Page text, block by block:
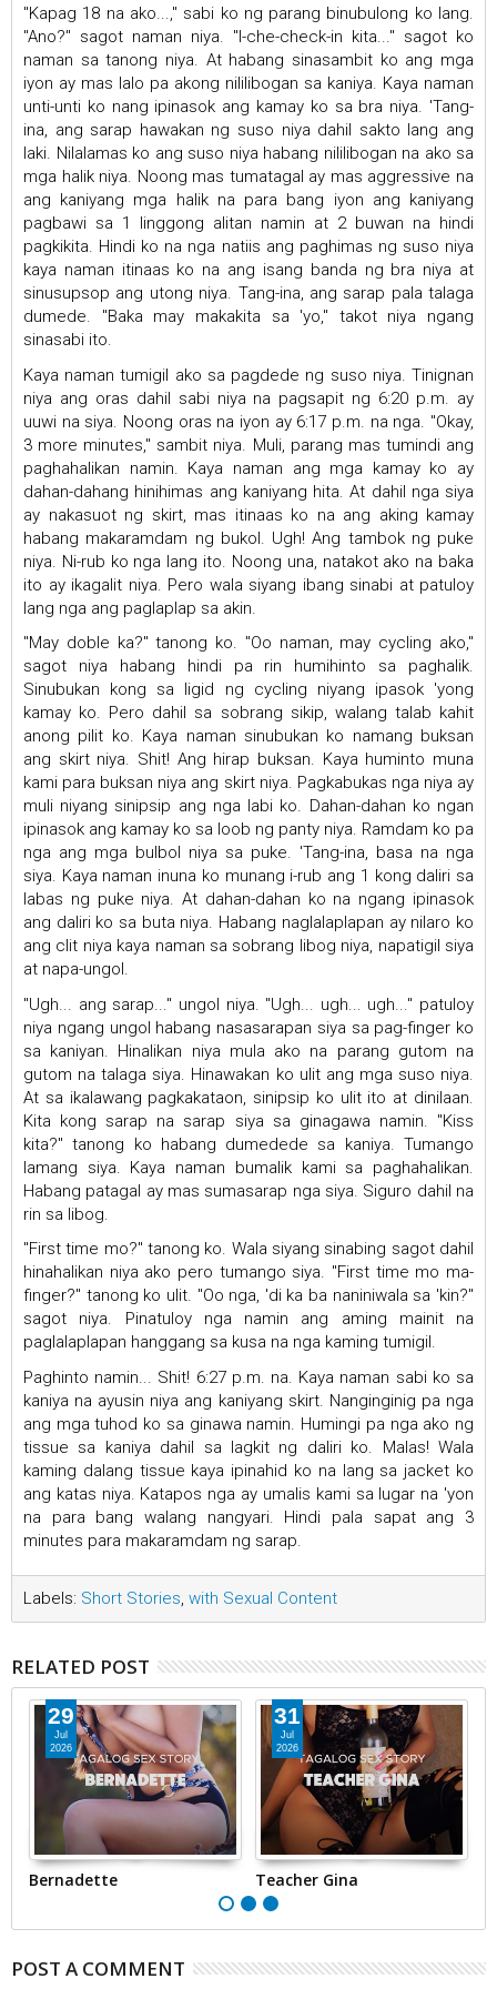
"Kapag 18 na ako...," sabi ko ng parang binubulong ko lang.
"Ano?" sagot naman niya. "I-che-check-in kita..." sagot ko
naman sa tanong niya. At habang sinasambit ko ang mga
iyon ay mas lalo pa akong nililibogan sa kaniya. Kaya naman
unti-unti ko nang ipinasok ang kamay ko sa bra niya. 'Tang-
ina, ang sarap hawakan ng suso niya dahil sakto lang ang
laki. Nilalamas ko ang suso niya habang nililibogan na ako sa
mga halik niya. Noong mas tumatagal ay mas aggressive na
ang kaniyang mga halik na para bang iyon ang kaniyang
pagbawi sa 1 linggong alitan namin at 2 buwan na hindi
pagkikita. Hindi ko na nga natiis ang paghimas ng suso niya
kaya naman itinaas ko na ang isang banda ng bra niya at
sinusupsop ang utong niya. Tang-ina, ang sarap pala talaga
dumede. "Baka may makakita sa 'yo," takot niya ngang
sinasabi ito.
Kaya naman tumigil ako sa pagdede ng suso niya. Tinignan
niya ang oras dahil sabi niya na pagsapit ng 6:20 p.m. ay
uuwi na siya. Noong oras na iyon ay 6:17 p.m. na nga. "Okay,
3 more minutes," sambit niya. Muli, parang mas tumindi ang
paghahalikan namin. Kaya naman ang mga kamay ko ay
dahan-dahang hinihimas ang kaniyang hita. At dahil nga siya
ay nakasuot ng skirt, mas itinaas ko na ang aking kamay
habang makaramdam ng bukol. Ugh! Ang tambok ng puke
niya. Ni-rub ko nga lang ito. Noong una, natakot ako na baka
ito ay ikagalit niya. Pero wala siyang ibang sinabi at patuloy
lang nga ang paglaplap sa akin.
"May doble ka?" tanong ko. "Oo naman, may cycling ako,"
sagot niya habang hindi pa rin humihinto sa paghalik.
Sinubukan kong sa ligid ng cycling niyang ipasok 'yong
kamay ko. Pero dahil sa sobrang sikip, walang talab kahit
anong pilit ko. Kaya naman sinubukan ko namang buksan
ang skirt niya. Shit! Ang hirap buksan. Kaya huminto muna
kami para buksan niya ang skirt niya. Pagkabukas nga niya ay
muli niyang sinipsip ang nga labi ko. Dahan-dahan ko ngan
ipinasok ang kamay ko sa loob ng panty niya. Ramdam ko pa
nga ang mga bulbol niya sa puke. 'Tang-ina, basa na nga
siya. Kaya naman inuna ko munang i-rub ang 1 kong daliri sa
labas ng puke niya. At dahan-dahan ko na ngang ipinasok
ang daliri ko sa buta niya. Habang naglalaplapan ay nilaro ko
ang clit niya kaya naman sa sobrang libog niya, napatigil siya
at napa-ungol.
"Ugh... ang sarap..." ungol niya. "Ugh... ugh... ugh..." patuloy
niya ngang ungol habang nasasarapan siya sa pag-finger ko
sa kaniyan. Hinalikan niya mula ako na parang gutom na
gutom na talaga siya. Hinawakan ko ulit ang mga suso niya.
At sa ikalawang pagkakataon, sinipsip ko ulit ito at dinilaan.
Kita kong sarap na sarap siya sa ginagawa namin. "Kiss
kita?" tanong ko habang dumedede sa kaniya. Tumango
lamang siya. Kaya naman bumalik kami sa paghahalikan.
Habang patagal ay mas sumasarap nga siya. Siguro dahil na
rin sa libog.
"First time mo?" tanong ko. Wala siyang sinabing sagot dahil
hinahalikan niya ako pero tumango siya. "First time mo ma-
finger?" tanong ko ulit. "Oo nga, 'di ka ba naniniwala sa 'kin?"
sagot niya. Pinatuloy nga namin ang aming mainit na
paglalaplapan hanggang sa kusa na nga kaming tumigil.
Paghinto namin... Shit! 6:27 p.m. na. Kaya naman sabi ko sa
kaniya na ayusin niya ang kaniyang skirt. Nanginginig pa nga
ang mga tuhod ko sa ginawa namin. Humingi pa nga ako ng
tissue sa kaniya dahil sa lagkit ng daliri ko. Malas! Wala
kaming dalang tissue kaya ipinahid ko na lang sa jacket ko
ang katas niya. Katapos nga ay umalis kami sa lugar na 'yon
na para bang walang nangyari. Hindi pala sapat ang 3
minutes para makaramdam ng sarap.
Labels: Short Stories, with Sexual Content
RELATED POST
29
Jul
2026
Bernadette
31
Jul
2026
Teacher Gina
POST A COMMENT